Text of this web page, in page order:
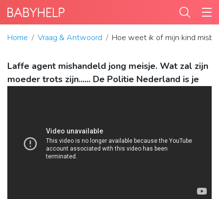
Home Vraag & Antwoord Hoe weet ik of mijn kind
Laffe agent mishandeld jong meisje. Wat zal zijn
moeder trots zijn...... De Politie Nederland is je